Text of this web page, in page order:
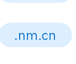
.nm.cn